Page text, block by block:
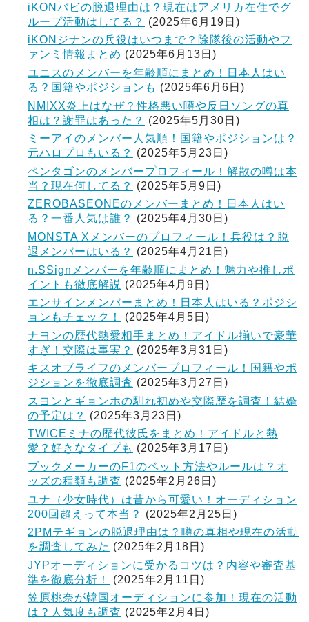
iKONバビの脱退理由は？現在はアメリカ在住でグ
ループ活動はしてる？
(2025年6月19日)
iKONジナンの兵役はいつまで？除隊後の活動やフ
ァンミ情報まとめ (2025年6月13日)
ユニスのメンバーを年齢順にまとめ！日本人はい
る？国籍やポジションも (2025年6月6日)
NMIXX炎上はなぜ？性格悪い噂や反日ソングの真
相は？謝罪はあった？
(2025年5月30日)
ミーアイのメンバー人気順！国籍やポジションは？
元ハロプロもいる？
(2025年5月23日)
ペンタゴンのメンバープロフィール！解散の噂は本
当？現在何してる？
(2025年5月9日)
ZEROBASEONEのメンバーまとめ！日本人はい
る？一番人気は誰？
(2025年4月30日)
MONSTA Xメンバーのプロフィール！兵役は？脱
退メンバーはいる？
(2025年4月21日)
n.SSignメンバーを年齢順にまとめ！魅力や推しポ
イントも徹底解説 (2025年4月9日)
エンサインメンバーまとめ！日本人はいる？ポジシ
ョンもチェック！
(2025年4月5日)
ナヨンの歴代熱愛相手まとめ！アイドル揃いで豪華
すぎ！交際は事実？
(2025年3月31日)
キスオブライフのメンバープロフィール！国籍やポ
ジションを徹底調査 (2025年3月27日)
スヨンとギョンホの馴れ初めや交際歴を調査！結婚
の予定は？
(2025年3月23日)
TWICEミナの歴代彼氏をまとめ！アイドルと熱
愛？好きなタイプも (2025年3月17日)
ブックメーカーのF1のベット方法やルールは？オ
ッズの種類も調査 (2025年2月26日)
ユナ（少女時代）は昔から可愛い！オーディション
200回超えって本当？
(2025年2月25日)
2PMテギョンの脱退理由は？噂の真相や現在の活動
を調査してみた (2025年2月18日)
JYPオーディションに受かるコツは？内容や審査基
準を徹底分析！
(2025年2月11日)
笠原桃奈が韓国オーディションに参加！現在の活動
は？人気度も調査 (2025年2月4日)